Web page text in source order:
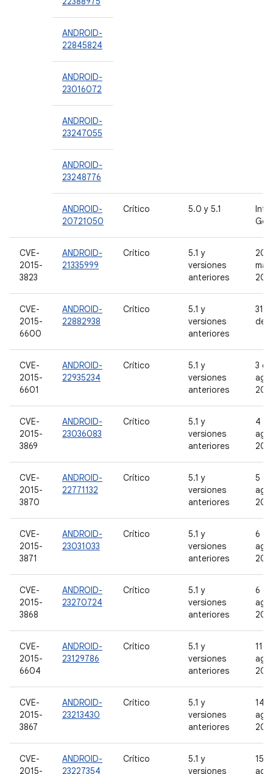
ANDROID-
22845824
ANDROID-
23016072
ANDROID-
23247055
ANDROID-
23248776
ANDROID-
20721050
Crítico 5.0 y 5.1
CVE-
2015-
3823
ANDROID-
21335999
Crítico
5.1 y
versiones
anteriores
20
CVE-
2015-
6600
ANDROID-
22882938
Crítico
5.1 y
versiones
anteriores
31
de
CVE-
2015-
6601
ANDROID-
22935234
Crítico
5.1 y
versiones
anteriores
3 de
CVE-
2015-
3869
ANDROID-
23036083
Crítico
5.1 y
versiones
anteriores
4 de
CVE-
2015-
3870
ANDROID-
22771132
Crítico
5.1 y
versiones
anteriores
5 de
CVE-
2015-
3871
ANDROID-
23031033
Crítico
5.1 y
versiones
anteriores
6 de
CVE-
2015-
3868
ANDROID-
23270724
Crítico
5.1 y
versiones
anteriores
6 de
CVE-
2015-
6604
ANDROID-
23129786
Crítico
5.1 y
versiones
anteriores
11
CVE-
2015-
3867
ANDROID-
23213430
Crítico
5.1 y
versiones
anteriores
14
CVE-
2015-
ANDROID-
23227354
Crítico
5.1 y
versiones
15